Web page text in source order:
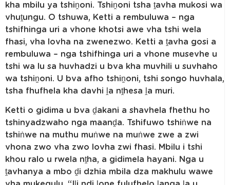
kha mbilu ya tshiṋoni. Tshiṋoni tsha ṱavha mukosi wa
vhuṱungu. O tshuwa, Ketti a rembuluwa – nga
tshifhinga uri a vhone khotsi awe vha tshi wela
fhasi, vha lovha na zwenezwo. Ketti a ṱavha gosi a
rembuluwa – nga tshifhinga uri a vhone musevhe u
tshi wa lu sa huvhadzi u bva kha muvhili u suvhaho
wa tshiṋoni. U bva afho tshiṋoni, tshi songo huvhala,
tsha fhufhela kha davhi ḽa nṱhesa ḽa muri.
Ketti o gidima u bva ḓakani a shavhela fhethu ho
tshinyadzwaho nga maanḓa. Tshifuwo tshiṅwe na
tshiṅwe na muthu muṅwe na muṅwe zwe a zwi
vhona zwo vha zwo lovha zwi fhasi. Mbilu i tshi
khou ralo u rwela nṱha, a gidimela hayani. Nga u
ṱavhanya a mbo ḓi dzhia mbila dza makhulu wawe